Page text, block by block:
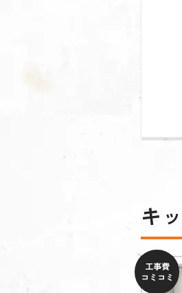
キ
工事費
コミコミ